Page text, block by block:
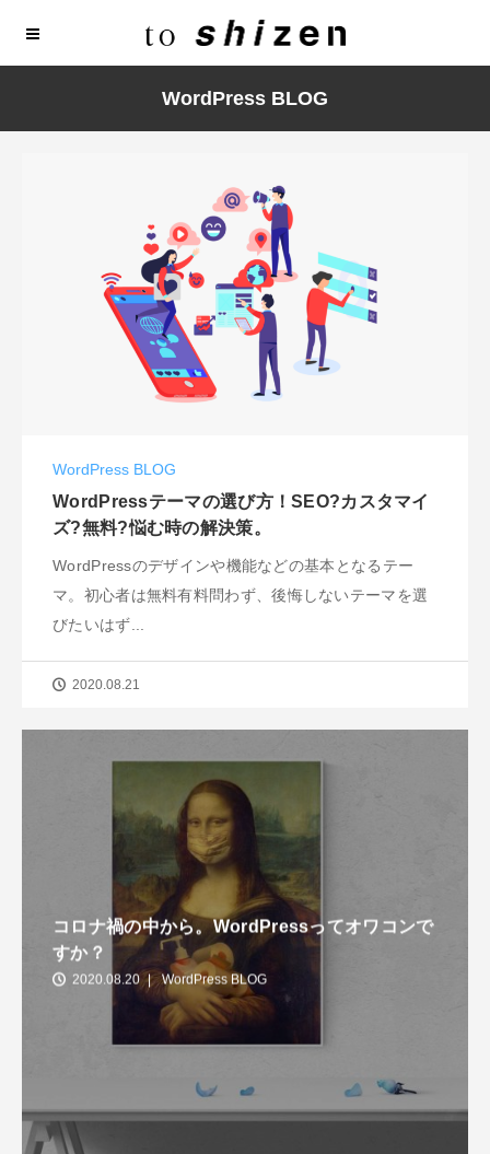
/home/r7486069/public_html/toshizen.com/wp-
content/themes/rock_tcd068/inc/megamenu.php
WordPress BLOG
WordPress BLOG
WordPressテーマの選び方！SEO?カスタマイ
ズ?無料?悩む時の解決策。
WordPressのデザインや機能などの基本となるテー
マ。初心者は無料有料問わず、後悔しないテーマを選
びたいはず...
2020.08.21
コロナ禍の中から。WordPressってオワコンで
すか？
2020.08.20 WordPress BLOG